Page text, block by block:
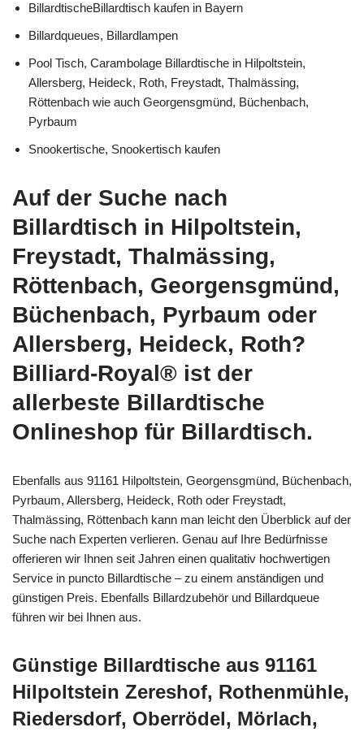
BillardtischeBillardtisch kaufen in Bayern
Billardqueues, Billardlampen
Pool Tisch, Carambolage Billardtische in Hilpoltstein,
Allersberg, Heideck, Roth, Freystadt, Thalmässing,
Röttenbach wie auch Georgensgmünd, Büchenbach,
Pyrbaum
Snookertische, Snookertisch kaufen
Auf der Suche nach
Billardtisch in Hilpoltstein,
Freystadt, Thalmässing,
Röttenbach, Georgensgmünd,
Büchenbach, Pyrbaum oder
Allersberg, Heideck, Roth?
Billiard-Royal® ist der
allerbeste Billardtische
Onlineshop für Billardtisch.
Ebenfalls aus 91161 Hilpoltstein, Georgensgmünd, Büchenbach,
Pyrbaum, Allersberg, Heideck, Roth oder Freystadt,
Thalmässing, Röttenbach kann man leicht den Überblick auf der
Suche nach Experten verlieren. Genau auf Ihre Bedürfnisse
offerieren wir Ihnen seit Jahren einen qualitativ hochwertigen
Service in puncto Billardtische – zu einem anständigen und
günstigen Preis. Ebenfalls Billardzubehör und Billardqueue
führen wir bei Ihnen aus.
Günstige Billardtische aus 91161
Hilpoltstein Zereshof, Rothenmühle,
Riedersdorf, Oberrödel, Mörlach,